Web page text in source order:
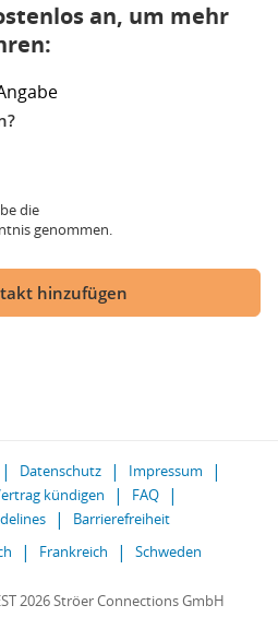
an, um mehr
die
genommen.
hinzufügen
Datenschutz
Impressum
kündigen
FAQ
Barrierefreiheit
Frankreich Schweden
2026 Ströer Connections GmbH